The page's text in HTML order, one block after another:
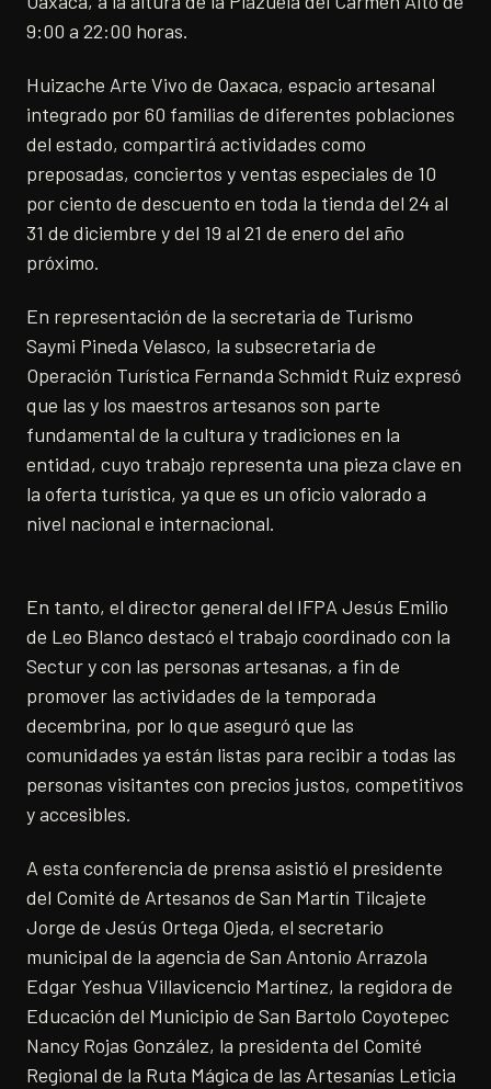
9:00 a 22:00 horas.
Huizache Arte Vivo de Oaxaca, espacio artesanal
integrado por 60 familias de diferentes poblaciones
del estado, compartirá actividades como
preposadas, conciertos y ventas especiales de 10
por ciento de descuento en toda la tienda del 24 al
31 de diciembre y del 19 al 21 de enero del año
próximo.
En representación de la secretaria de Turismo
Saymi Pineda Velasco, la subsecretaria de
Operación Turística Fernanda Schmidt Ruiz expresó
que las y los maestros artesanos son parte
fundamental de la cultura y tradiciones en la
entidad, cuyo trabajo representa una pieza clave en
la oferta turística, ya que es un oficio valorado a
nivel nacional e internacional.
En tanto, el director general del IFPA Jesús Emilio
de Leo Blanco destacó el trabajo coordinado con la
Sectur y con las personas artesanas, a fin de
promover las actividades de la temporada
decembrina, por lo que aseguró que las
comunidades ya están listas para recibir a todas las
personas visitantes con precios justos, competitivos
y accesibles.
A esta conferencia de prensa asistió el presidente
del Comité de Artesanos de San Martín Tilcajete
Jorge de Jesús Ortega Ojeda, el secretario
municipal de la agencia de San Antonio Arrazola
Edgar Yeshua Villavicencio Martínez, la regidora de
Educación del Municipio de San Bartolo Coyotepec
Nancy Rojas González, la presidenta del Comité
Regional de la Ruta Mágica de las Artesanías Leticia